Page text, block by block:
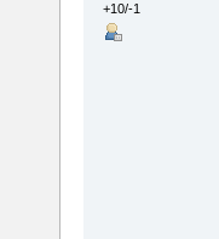
+10/-1